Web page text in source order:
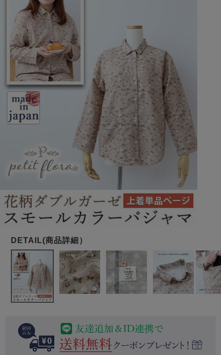
春
メンズパジャマ
春 夏 秋 冬
ガールズパジャマ
春 夏 秋 冬
オーガニック素材
サッカー/ちぢみ 楊
柳
ニット/ストレッチ 起毛/フランネル
柄物
売れ筋ランキング
すべての生地一覧はこちら
マタニティ
パジャマ
体型別におすすめパジ
ャマ
年齢別におすすめパジ
ャマ
ルームウェア
インナーウェア 生活雑貨 カタログギフト
売れ筋ランキング
- Item Ranking -
- New Arrival -
目的別でさがす一覧はこちら
作務衣 胸がすけない
羽織・バスロ
ーブ
上着単品
すべてのメン
ズ
パジャマ
長袖 半袖 七分袖
前開き かぶり スリーパー
作務衣
羽織・バスロ
ーブ
上着単品
お支払い・送料・配送
について
会社概要 お買い物ガイド 安心の日本製
SDGsの取り組み